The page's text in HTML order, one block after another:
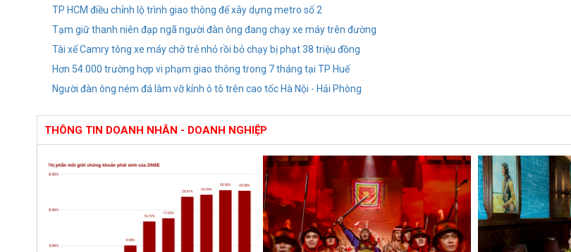
TP HCM điều chỉnh lộ trình giao thông để xây dựng metro số 2
Tạm giữ thanh niên đạp ngã người đàn ông đang chạy xe máy trên đường
Tài xế Camry tông xe máy chở trẻ nhỏ rồi bỏ chạy bị phạt 38 triệu đồng
Hơn 54.000 trường hợp vi phạm giao thông trong 7 tháng tại TP Huế
Người đàn ông ném đá làm vỡ kính ô tô trên cao tốc Hà Nội - Hải Phòng
THÔNG TIN DOANH NHÂN - DOANH NGHIỆP